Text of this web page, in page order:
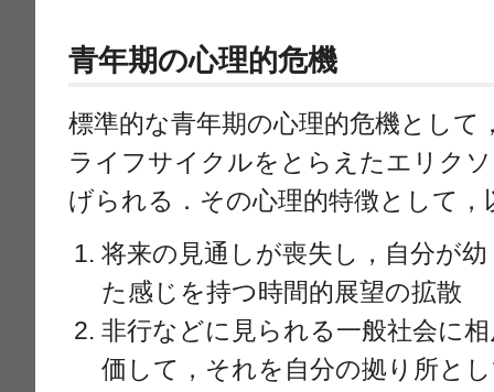
青年期の心理的危機
標準的な青年期の心理的危機として
ライフサイクルをとらえたエリク
げられる．その心理的特徴として
将来の見通しが喪失し，自分が
た感じを持つ時間的展望の拡散
非行などに見られる一般社会に
価して，それを自分の拠り所と